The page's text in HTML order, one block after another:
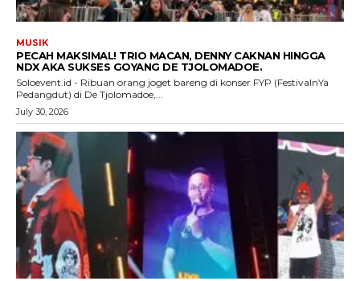
MUSIK
PECAH MAKSIMAL! TRIO MACAN, DENNY CAKNAN HINGGA
NDX AKA SUKSES GOYANG DE TJOLOMADOE.
Soloevent.id - Ribuan orang joget bareng di konser FYP (FestivalnYa
Pedangdut) di De Tjolomadoe,...
July 30, 2026